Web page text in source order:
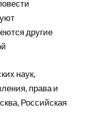
другие
наук,
права и
Российская